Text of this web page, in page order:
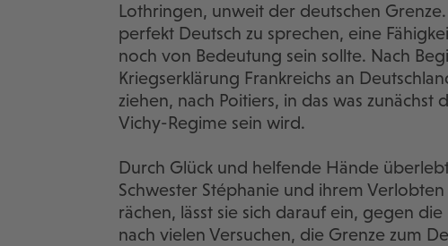
Lothringen, unweit der deutschen
perfekt Deutsch zu sprechen, eine
noch von Bedeutung sein sollte. Nach
Kriegserklärung Frankreichs an
ziehen, nach Poitiers, in das was
Vichy-Regime sein wird.
Durch Glück und helfende Hände
Schwester Stéphanie und ihrem
rächen, lässt sie sich darauf ein, gegen
nach vielen Versuchen, die Grenze zum